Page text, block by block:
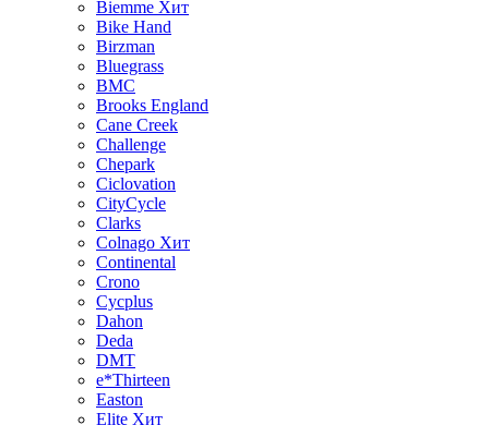
Biemme Хит
Bike Hand
Birzman
Bluegrass
BMC
Brooks England
Cane Creek
Challenge
Chepark
Ciclovation
CityCycle
Clarks
Colnago Хит
Continental
Crono
Cycplus
Dahon
Deda
DMT
e*Thirteen
Easton
Elite Хит